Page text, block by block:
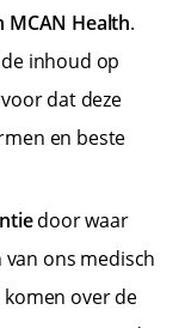
Health.
inhoud op
dat deze
en beste
door waar
ons medisch
over de